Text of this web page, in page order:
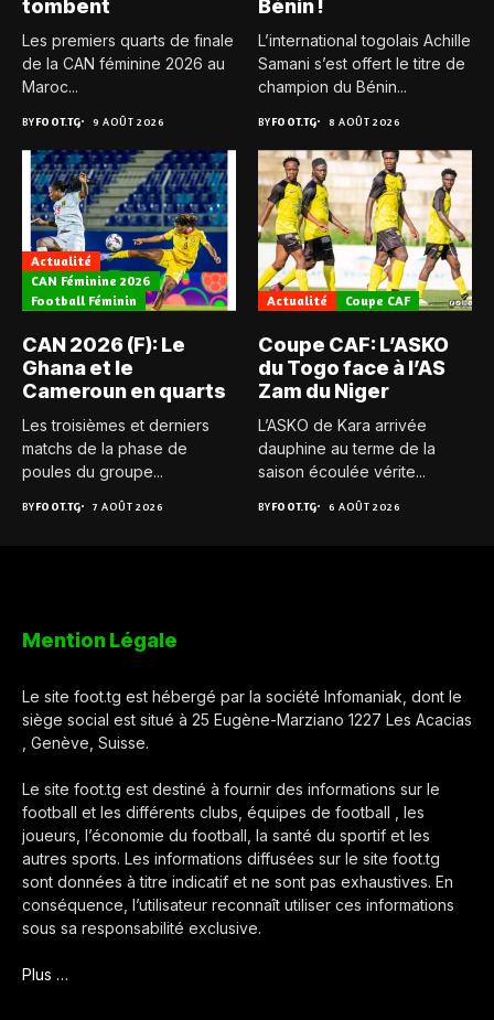
tombent
Les premiers quarts de finale
de la CAN féminine 2026 au
Maroc...
BYFOOT.TG 9 AOÛT 2026
Bénin !
L’international togolais Achille
Samani s’est offert le titre de
champion du Bénin...
BYFOOT.TG 8 AOÛT 2026
Actualité
CAN Féminine 2026
Football Féminin
CAN 2026 (F): Le
Ghana et le
Cameroun en quarts
Les troisièmes et derniers
matchs de la phase de
poules du groupe...
BYFOOT.TG 7 AOÛT 2026
Actualité Coupe CAF
Coupe CAF: L’ASKO
du Togo face à l’AS
Zam du Niger
L’ASKO de Kara arrivée
dauphine au terme de la
saison écoulée vérite...
BYFOOT.TG 6 AOÛT 2026
Mention Légale
Le site foot.tg est hébergé par la société Infomaniak, dont le
siège social est situé à 25 Eugène-Marziano 1227 Les Acacias
, Genève, Suisse.
Le site foot.tg est destiné à fournir des informations sur le
football et les différents clubs, équipes de football , les
joueurs, l’économie du football, la santé du sportif et les
autres sports. Les informations diffusées sur le site foot.tg
sont données à titre indicatif et ne sont pas exhaustives. En
conséquence, l’utilisateur reconnaît utiliser ces informations
sous sa responsabilité exclusive.
Plus …